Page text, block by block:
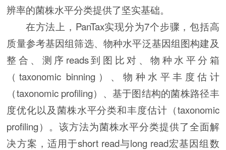
辨率的菌株水平分类提供了坚实基础。
在方法上，PanTax实现分为7个步骤，包括高
质量参考基因组筛选、物种水平泛基因组图构建及
整合、测序reads到图比对、物种水平分箱
（taxonomic binning）、物种水平丰度估计
（taxonomic profiling）、基于图结构的菌株路径丰
度优化以及菌株水平分类和丰度估计（taxonomic
profiling）。该方法为菌株水平分类提供了全面解
决方案，适用于short read与long read宏基因组数